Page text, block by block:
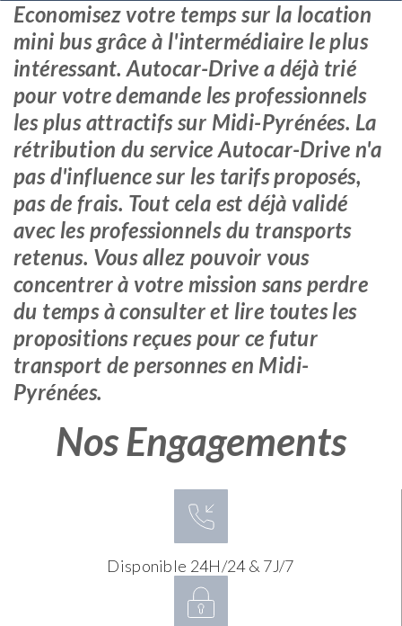
Economisez votre temps sur la location
mini bus grâce à l'intermédiaire le plus
intéressant. Autocar-Drive a déjà trié
pour votre demande les professionnels
les plus attractifs sur Midi-Pyrénées. La
rétribution du service Autocar-Drive n'a
pas d'influence sur les tarifs proposés,
pas de frais. Tout cela est déjà validé
avec les professionnels du transports
retenus. Vous allez pouvoir vous
concentrer à votre mission sans perdre
du temps à consulter et lire toutes les
propositions reçues pour ce futur
transport de personnes en Midi-
Pyrénées.
Nos Engagements
Disponible 24H/24 & 7J/7